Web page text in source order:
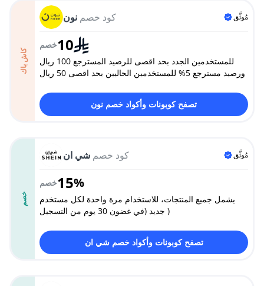
كاش باك
كود خصم نون مُوثَّق
خصم10
للمستخدمين الجدد بحد اقصى للرصيد المسترجع 100 ريال
ورصيد مسترجع 5% للمستخدمين الحاليين بحد اقصى 50 ريال
تصفح كوبونات وأكواد خصم نون
خصم
كود خصم شي ان مُوثَّق
خصم15%
يشمل جميع المنتجات، للاستخدام مرة واحدة لكل مستخدم
جديد (في غضون 30 يوم من التسجيل )
تصفح كوبونات وأكواد خصم شي ان